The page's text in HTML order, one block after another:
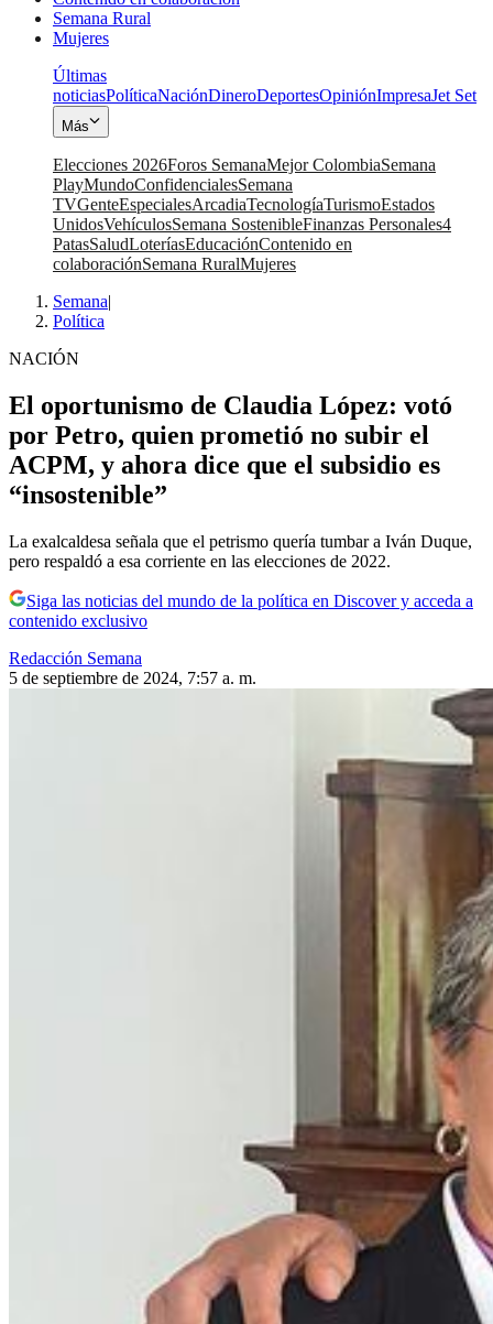
Semana Rural
Mujeres
Últimas
noticiasPolíticaNaciónDineroDeportesOpiniónImpresaJet Set
Más
Elecciones 2026Foros SemanaMejor ColombiaSemana
PlayMundoConfidencialesSemana
TVGenteEspecialesArcadiaTecnologíaTurismoEstados
UnidosVehículosSemana SostenibleFinanzas Personales4
PatasSaludLoteríasEducaciónContenido en
colaboraciónSemana RuralMujeres
Semana|
Política
NACIÓN
El oportunismo de Claudia López: votó
por Petro, quien prometió no subir el
ACPM, y ahora dice que el subsidio es
“insostenible”
La exalcaldesa señala que el petrismo quería tumbar a Iván Duque,
pero respaldó a esa corriente en las elecciones de 2022.
Siga las noticias del mundo de la política en Discover y acceda a
contenido exclusivo
Redacción Semana
5 de septiembre de 2024, 7:57 a. m.